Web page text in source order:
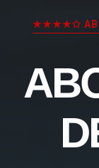
★★★★✩